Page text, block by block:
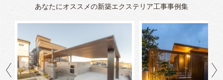
あなたにオススメの新築エクステリア工事事例集